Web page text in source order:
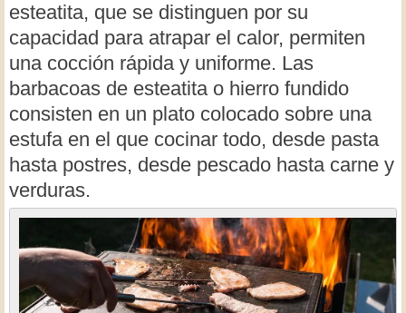
esteatita, que se distinguen por su
capacidad para atrapar el calor, permiten
una cocción rápida y uniforme. Las
barbacoas de esteatita o hierro fundido
consisten en un plato colocado sobre una
estufa en el que cocinar todo, desde pasta
hasta postres, desde pescado hasta carne y
verduras.